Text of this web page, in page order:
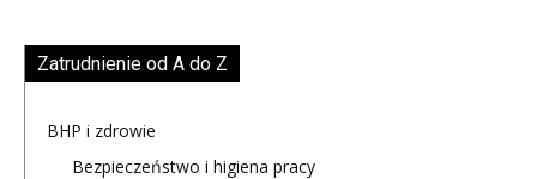
Zatrudnienie od A do Z
BHP i zdrowie
Bezpieczeństwo i higiena pracy